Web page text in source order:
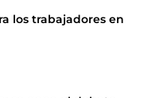
los trabajadores en